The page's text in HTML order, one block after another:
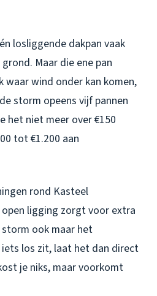
losliggende dakpan vaak
Maar die ene pan
waar wind onder kan komen,
storm opeens vijf pannen
het niet meer over €150
tot €1.200 aan
rond Kasteel
ligging zorgt voor extra
storm ook maar het
los zit, laat het dan direct
je niks, maar voorkomt